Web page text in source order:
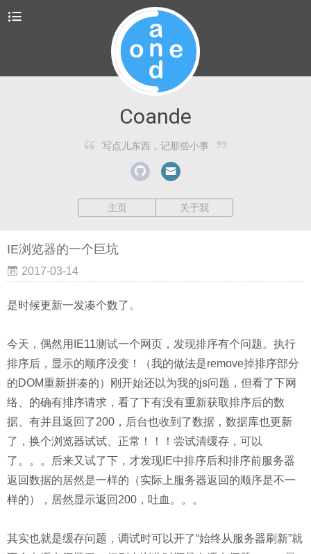
Coande
写点儿东西，记那些小事
主页 关于我
IE浏览器的一个巨坑
2017-03-14
是时候更新一发凑个数了。
今天，偶然用IE11测试一个网页，发现排序有个问题。执行
排序后，显示的顺序没变！（我的做法是remove掉排序部分
的DOM重新拼凑的）刚开始还以为我的js问题，但看了下网
络、的确有排序请求，看了下有没有重新获取排序后的数
据、有并且返回了200，后台也收到了数据，数据库也更新
了，换个浏览器试试、正常！！！尝试清缓存，可以
了。。。后来又试了下，才发现IE中排序后和排序前服务器
返回数据的居然是一样的（实际上服务器返回的顺序是不一
样的），居然显示返回200，吐血。。。
其实也就是缓存问题，调试时可以开了“始终从服务器刷新”就